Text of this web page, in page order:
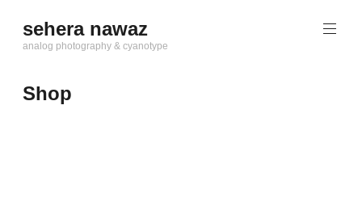
Inhalt
springen
sehera nawaz
analog photography & cyanotype
Shop